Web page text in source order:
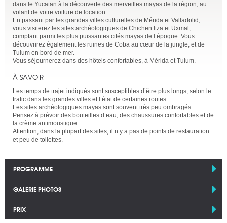
dans le Yucatan à la découverte des merveilles mayas de la région, au
volant de votre voiture de location.
En passant par les grandes villes culturelles de Mérida et Valladolid,
vous visiterez les sites archéologiques de Chichen Itza et Uxmal,
comptant parmi les plus puissantes cités mayas de l’époque. Vous
découvrirez également les ruines de Coba au cœur de la jungle, et de
Tulum en bord de mer.
Vous séjournerez dans des hôtels confortables, à Mérida et Tulum.
À SAVOIR
Les temps de trajet indiqués sont susceptibles d’être plus longs, selon le
trafic dans les grandes villes et l’état de certaines routes.
Les sites archéologiques mayas sont souvent très peu ombragés.
Pensez à prévoir des bouteilles d’eau, des chaussures confortables et de
la crème antimoustique.
Attention, dans la plupart des sites, il n’y a pas de points de restauration
et peu de toilettes.
PROGRAMME
GALERIE PHOTOS
PRIX